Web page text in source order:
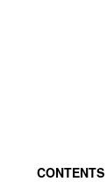
CONTENTS